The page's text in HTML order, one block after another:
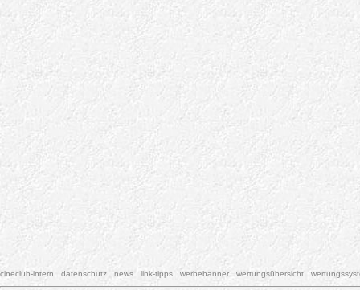
cineclub-intern datenschutz news link-tipps werbebanner wertungsübersicht